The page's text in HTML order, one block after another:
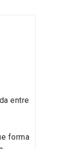
entre
forma